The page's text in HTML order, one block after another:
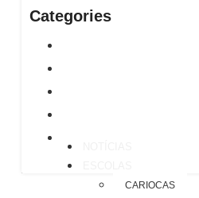
Categories
CARIOCAS